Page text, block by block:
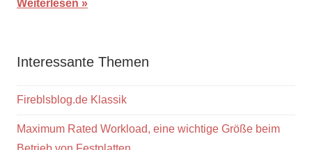
Weiterlesen
Interessante Themen
Fireblsblog.de Klassik
Maximum Rated Workload, eine wichtige Größe beim